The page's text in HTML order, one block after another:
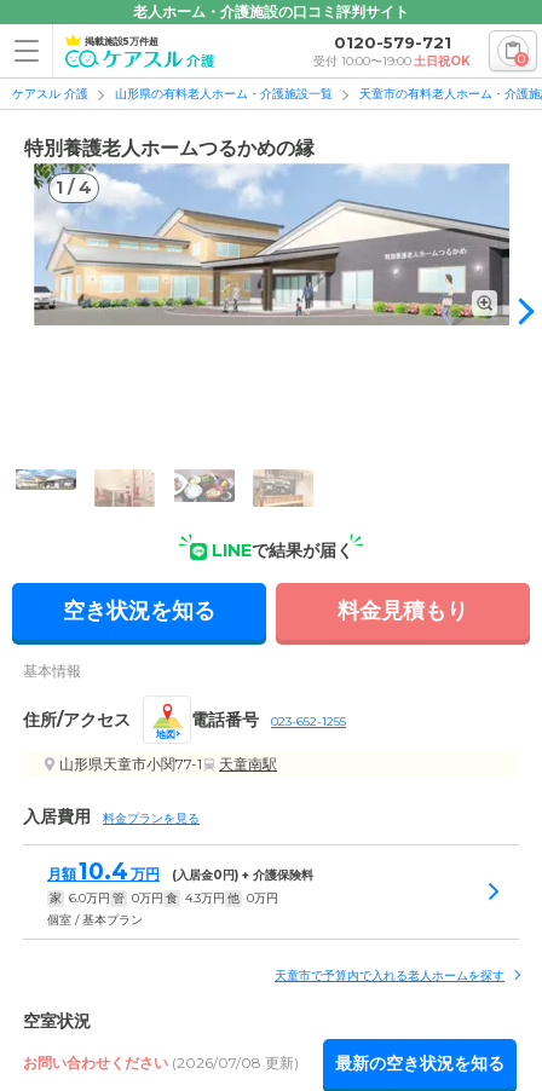
老人ホーム・介護施設の口コミ評判サイト
掲載施設5万件超 0120-579-721
受付 10:00〜19:00土日祝OK 0
ケアスル 介護 山形県の有料老人ホーム・介護施設一覧 天童市の有料老人ホーム・介護
特別養護老人ホームつるかめの縁
1 /4
1/4
LINEで結果が届く
空き状況を知る 料金見積もり
基本情報
住所/アクセス
地図
電話番号 023-652-1255
山形県天童市小関77-1 天童南駅
入居費用 料金プランを見る
月額10.4 万円 (入居金0円) + 介護保険料
家 6.0万円 管 0万円 食 4.3万円 他 0万円
個室 / 基本プラン
天童市で予算内で入れる老人ホームを探す
空室状況
お問い合わせください (2026/07/08 更新) 最新の空き状況を知る